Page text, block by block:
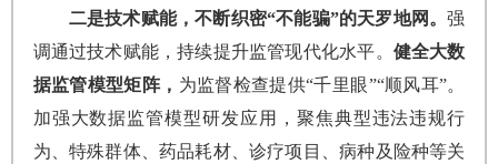
二是技术赋能，不断织密“不能骗”的天罗地网。强
调通过技术赋能，持续提升监管现代化水平。 健全大数
据监管模型矩阵， 为监督检查提供“千里眼”“顺风耳”。
加强大数据监管模型研发应用，聚焦典型违法违规行
为、特殊群体、药品耗材、诊疗项目、病种及险种等关